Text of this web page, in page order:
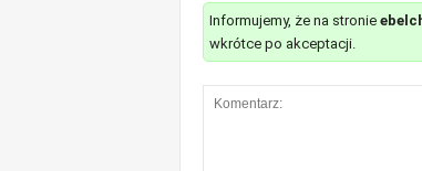
Informujemy, że na stronie
wkrótce po akceptacji.